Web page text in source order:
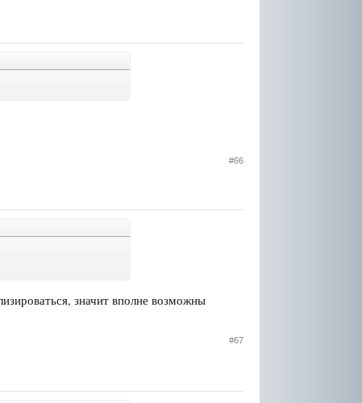
#66
значит вполне возможны
#67